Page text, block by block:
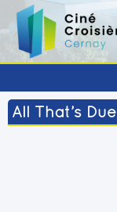
All That’s Due